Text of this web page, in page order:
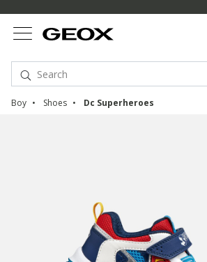
Boy Shoes Dc Superheroes